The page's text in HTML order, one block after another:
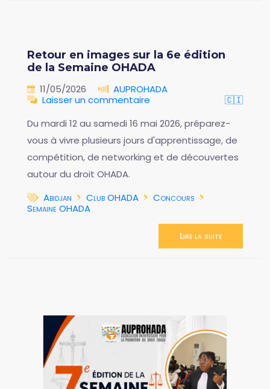
Retour en images sur la 6e édition
de la Semaine OHADA
11/05/2026
AUPROHADA
Laisser un commentaire
🇨🇮
Du mardi 12 au samedi 16 mai 2026, préparez-
vous à vivre plusieurs jours d'apprentissage, de
compétition, de networking et de découvertes
autour du droit OHADA.
Abidjan
Club OHADA
Concours
Semaine OHADA
Lire la suite